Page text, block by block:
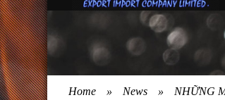
Home » News » NHỮNG